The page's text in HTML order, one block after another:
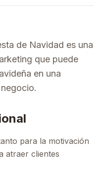
de Navidad es una
que puede
en una
para la motivación
atraer clientes